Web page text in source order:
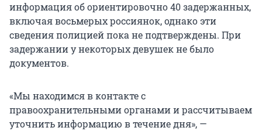
информация об ориентировочно 40 задержанных,
включая восьмерых россиянок, однако эти
сведения полицией пока не подтверждены. При
задержании у некоторых девушек не было
документов.
«Мы находимся в контакте с
правоохранительными органами и рассчитываем
уточнить информацию в течение дня», —